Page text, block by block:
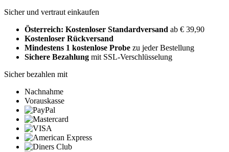
Sicher und vertraut einkaufen
Österreich: Kostenloser Standardversand ab € 39,90
Kostenloser Rückversand
Mindestens 1 kostenlose Probe zu jeder Bestellung
Sichere Bezahlung mit SSL-Verschlüsselung
Sicher bezahlen mit
Nachnahme
Vorauskasse